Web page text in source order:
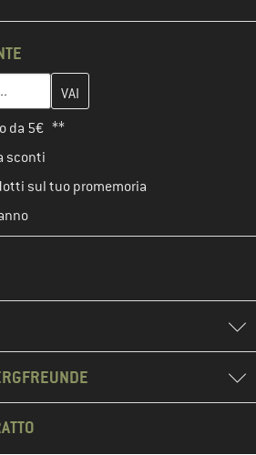
e-mail e crea il tuo account cliente
da 5€ **
sconti
sul tuo promemoria